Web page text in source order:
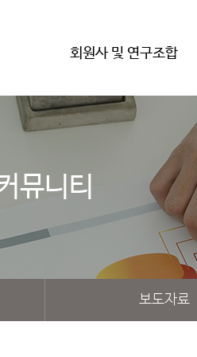
회원사 및 연구조합
뮤니티
보도자료